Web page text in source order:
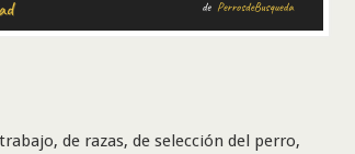
de razas, de selección del perro,